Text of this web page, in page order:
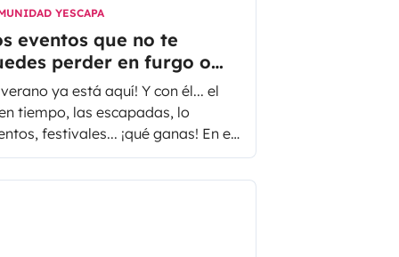
YESCAPA
eventos que no te
perder en furgo o
verano ya está aquí! Y con él... el
tiempo, las escapadas, lo
festivales... ¡qué ganas! En el
de hoy te proponemos
festivales y quedadas que no